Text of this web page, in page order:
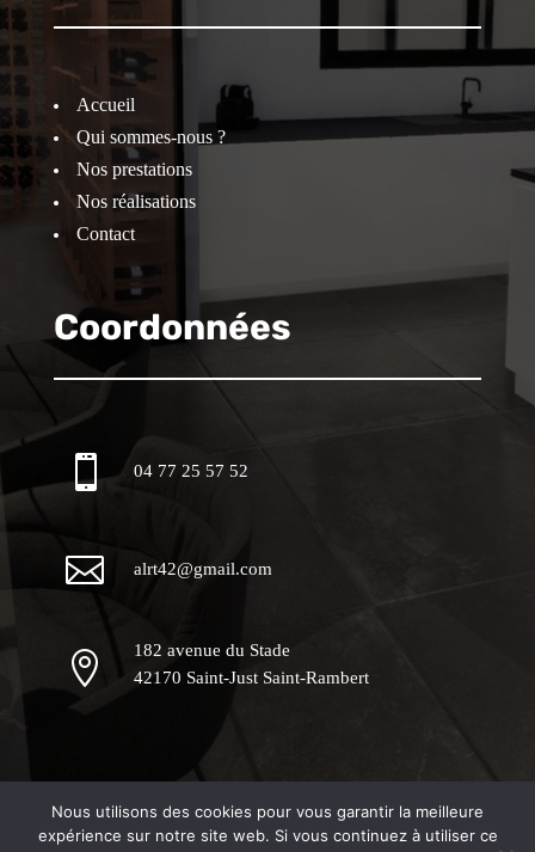
Accueil
Qui sommes-nous ?
Nos prestations
Nos réalisations
Contact
Coordonnées
 04 77 25 57 52
 alrt42@gmail.com

182 avenue du Stade
42170 Saint-Just Saint-Rambert
Mentions Légales
Politique de Confidentialité
Nous utilisons des cookies pour vous garantir la meilleure
expérience sur notre site web. Si vous continuez à utiliser ce